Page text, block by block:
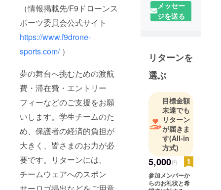
（情報掲載先/F9ドローンス
ポーツ委員会公式サイト
https://www.f9drone-
sports.com/）
夢の舞台へ挑むための渡航
費・滞在費・エントリー
フィーなどのご支援をお願
いします。学生チームのた
め、保護者の経済的負担が
大きく、皆さまのお力が必
要です。リターンには、
チームウェアへのスポン
負を行って
います。災
いた災害対
策活動を行
うチームも
来ドローン
の世界で活
躍する人財
育成のた
め、子ども
向けドロー
ン教室やド
ローンス
ポーツチー
メッセー
ジを送る
リターンを
選ぶ
目標金額
未達でも
リターン
が届きま
す(All-in
方式)
5,000円
参加メンバーか
らのお礼状と希